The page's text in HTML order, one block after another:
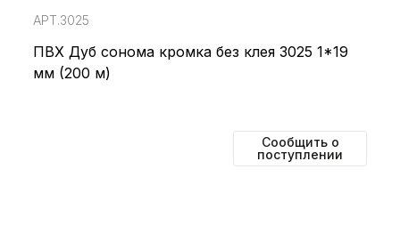
АРТ.3025
ПВХ Дуб сонома кромка без клея 3025 1*19
мм (200 м)
Сообщить о
поступлении